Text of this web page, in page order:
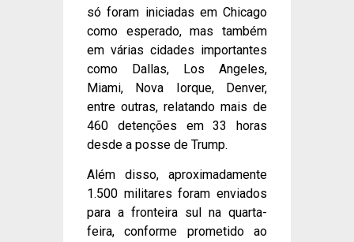
só foram iniciadas em Chicago
como esperado, mas também
em várias cidades importantes
como Dallas, Los Angeles,
Miami, Nova Iorque, Denver,
entre outras, relatando mais de
460 detenções em 33 horas
desde a posse de Trump.
Além disso, aproximadamente
1.500 militares foram enviados
para a fronteira sul na quarta-
feira, conforme prometido ao